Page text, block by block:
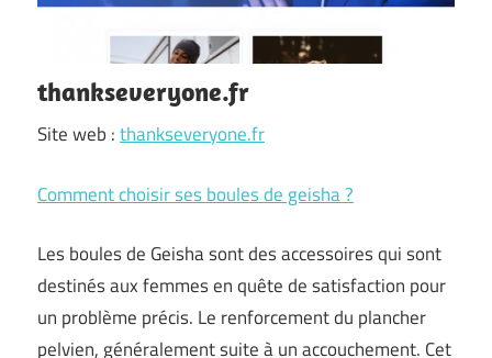
thankseveryone.fr
Site web :thankseveryone.fr
Comment choisir ses boules de geisha ?
Les boules de Geisha sont des accessoires qui sont
destinés aux femmes en quête de satisfaction pour
un problème précis. Le renforcement du plancher
pelvien, généralement suite à un accouchement. Cet